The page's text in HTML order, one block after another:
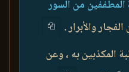
من السور
والأبرار .
المكذبين به ، وعن